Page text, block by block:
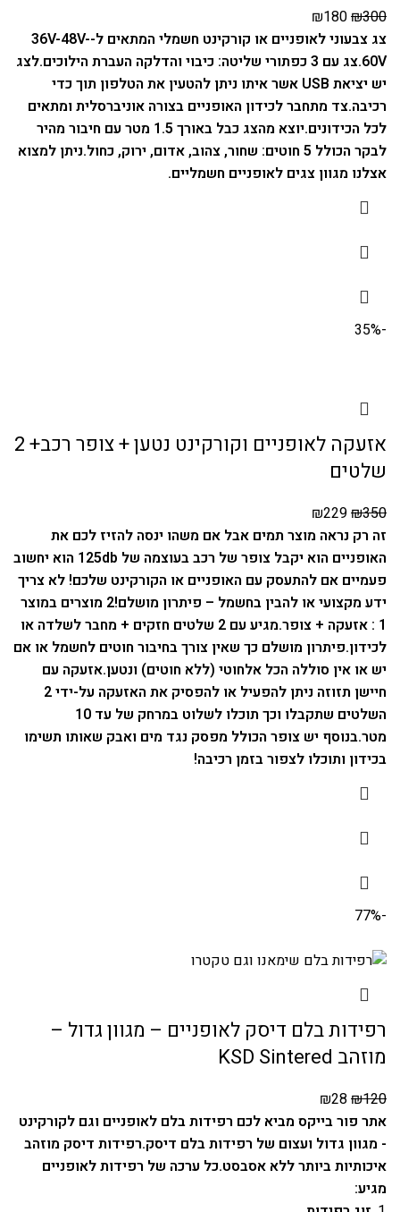
₪300
₪180
צג צבעוני לאופניים או קורקינט חשמלי המתאים ל-36V-48V-
60V. צג עם 3 כפתורי שליטה: כיבוי והדלקה העברת הילוכים.
לצג
יש יציאת USB אשר איתו ניתן להטעין את הטלפון תוך כדי
רכיבה.צד מתחבר לכידון האופניים בצורה אוניברסלית ומתאים
לכל הכידונים.
יוצא מהצג כבל באורך 1.5 מטר עם חיבור מהיר
לבקר הכולל 5 חוטים: שחור, צהוב, אדום, ירוק, כחול.
ניתן למצוא
אצלנו מגוון צגים לאופניים חשמליים.
-35%
אזעקה לאופניים וקורקינט נטען + צופר רכב+ 2
שלטים
₪350
₪229
זה רק נראה מוצר תמים אבל אם משהו ינסה להזיז לכם את
האופניים הוא יקבל צופר של רכב בעוצמה של 125db הוא יחשוב
פעמיים אם להתעסק עם האופניים או הקורקינט שלכם! לא צריך
ידע מקצועי או להבין בחשמל – פיתרון מושלם!
2 מוצרים במוצר
1 : אזעקה + צופר.
מגיע עם 2 שלטים חזקים + מחבר לשלדה או
לכידון.פיתרון מושלם כך שאין צורך בחיבור חוטים לחשמל או אם
יש או אין סוללה הכל אלחוטי (ללא חוטים) ונטען.אזעקה עם
חיישן תזוזה ניתן להפעיל או להפסיק את האזעקה על-ידי 2
השלטים שתקבלו וכך תוכלו לשלוט במרחק של עד 10
מטר.בנוסף יש צופר הכולל מפסק נגד מים ואבק שאותו תשימו
בכידון ותוכלו לצפור בזמן רכיבה!
-77%
רפידות בלם דיסק לאופניים – מגוון גדול –
מוזהב KSD Sintered
₪120
₪28
אתר פור בייקס מביא לכם רפידות בלם לאופניים וגם לקורקינט
- מגוון גדול ועצום של רפידות בלם דיסק.רפידות דיסק מוזהב
איכותיות ביותר ללא אסבסט.כל ערכה של רפידות לאופניים
מגיע: